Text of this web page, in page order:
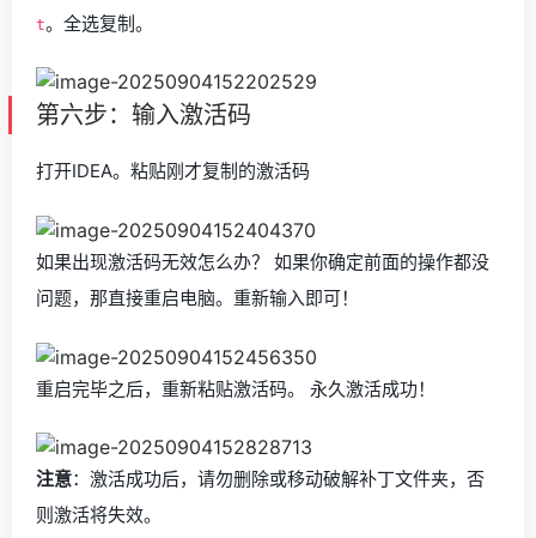
t。全选复制。
第六步：输入激活码
打开IDEA。粘贴刚才复制的激活码
如果出现激活码无效怎么办？ 如果你确定前面的操作都没
问题，那直接重启电脑。重新输入即可！
重启完毕之后，重新粘贴激活码。 永久激活成功！
注意：激活成功后，请勿删除或移动破解补丁文件夹，否
则激活将失效。